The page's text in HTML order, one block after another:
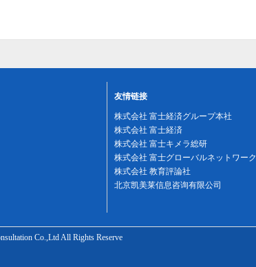
友情链接
株式会社 富士経済グループ本社
株式会社 富士経済
株式会社 富士キメラ総研
株式会社 富士グローバルネットワーク
株式会社 教育評論社
北京凯美莱信息咨询有限公司
Co.,Ltd All Rights Reserve